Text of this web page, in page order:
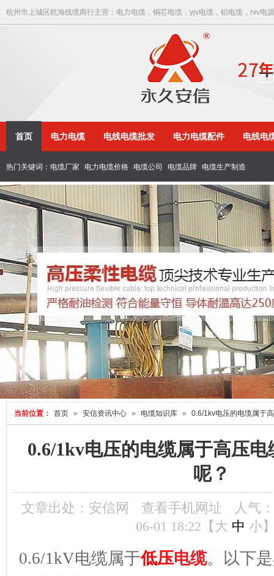
杭州市上城区杭海线缆商行主营：电力电缆，铜芯电缆，yjv电缆，铝电缆，rvv电
首页 电力电缆 电线电缆批发 电力电缆配件 电线电
热门关键词： 电缆厂家 电力电缆价格 电缆公司 电缆品牌 电缆生产制造
当前位置： 首页 » 安信资讯中心 » 电缆知识库 » 0.6/1kv电压的电缆属于
0.6/1kv电压的电缆属于高压
呢？
文章出处：安信网 查看手机网址
人气：
06-01 18:22【 大 中 小
0.6/1kV电缆属于低压电缆。以下